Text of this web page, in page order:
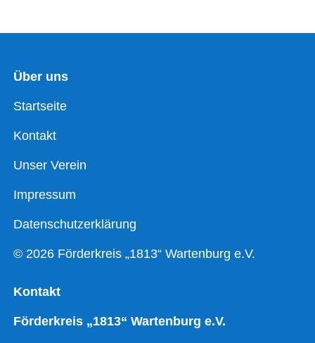
Über uns
Startseite
Kontakt
Unser Verein
Impressum
Datenschutzerklärung
© 2026 Förderkreis „1813“ Wartenburg e.V.
Kontakt
Förderkreis „1813“ Wartenburg e.V.